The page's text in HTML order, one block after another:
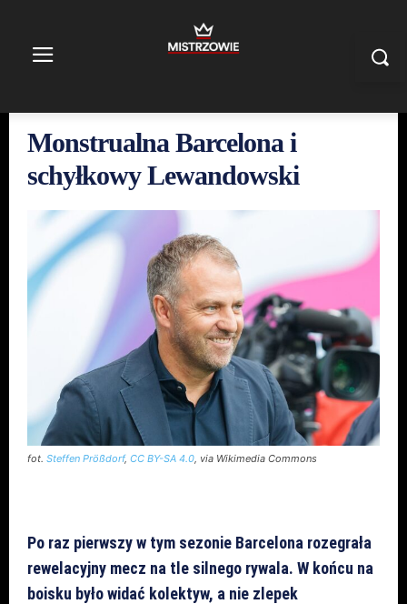
Monstrualna Barcelona i
schyłkowy Lewandowski
fot. Steffen Prößdorf, CC BY-SA 4.0 , via Wikimedia Commons
Po raz pierwszy w tym sezonie Barcelona rozegrała
rewelacyjny mecz na tle silnego rywala. W końcu na
boisku było widać kolektyw, a nie zlepek